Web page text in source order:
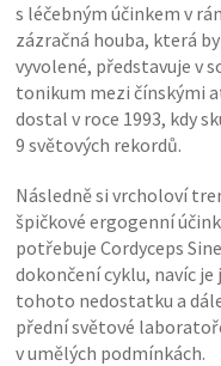
s léčebným účinkem v
zázračná houba, která
vyvolené, představuje v
tonikum mezi čínskými
dostal v roce 1993, kdy
9 světových rekordů.
Následně si vrcholoví
špičkové ergogenní
potřebuje Cordyceps
dokončení cyklu, navíc je
tohoto nedostatku a
přední světové
v umělých podmínkách.